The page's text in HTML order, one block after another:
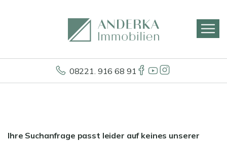
08221. 916 68 91
Ihre Suchanfrage passt leider auf keines unserer